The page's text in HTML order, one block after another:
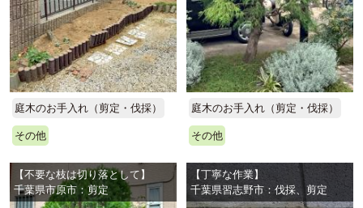
庭木のお手入れ（剪定・伐採）
その他
庭木のお手入れ（剪定・伐採）
その他
【不要な枝は切り落として】
千葉県市原市：剪定
【丁寧な作業】
千葉県習志野市：伐採、剪定